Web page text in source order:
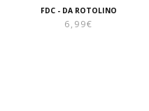
FDC - DA ROTOLINO
6,99€